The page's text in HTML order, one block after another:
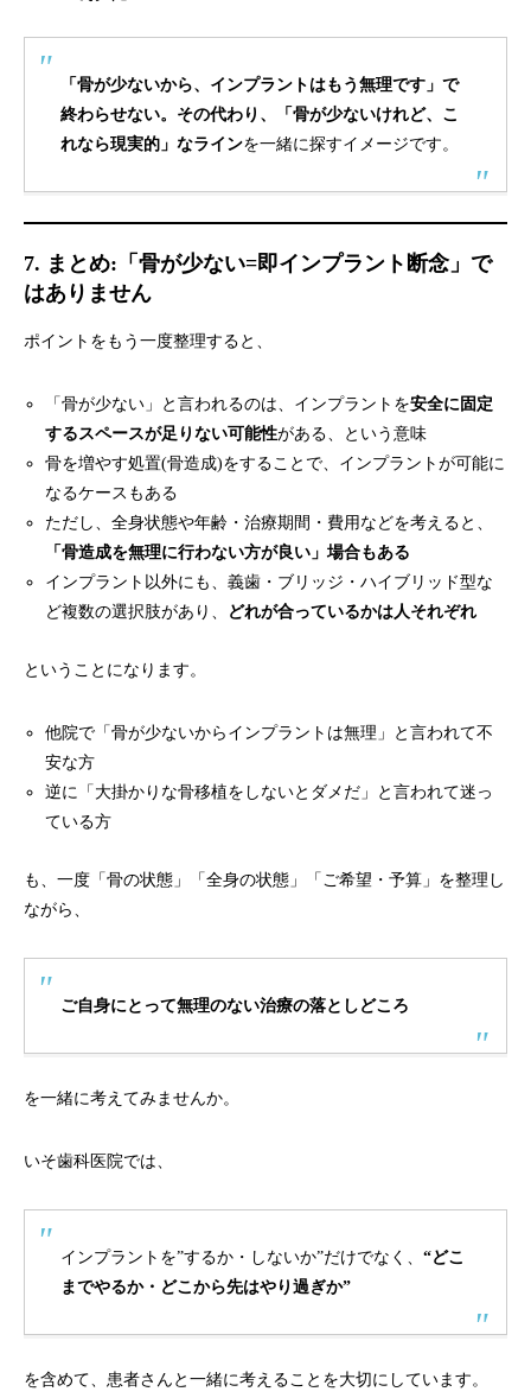
「骨が少ないから、インプラントはもう無理です」で
終わらせない。その代わり、「骨が少ないけれど、こ
れなら現実的」なラインを一緒に探すイメージです。
7. まとめ:「骨が少ない=即インプラント断念」で
はありません
ポイントをもう一度整理すると、
「骨が少ない」と言われるのは、インプラントを安全に固定
するスペースが足りない可能性がある、という意味
骨を増やす処置(骨造成)をすることで、インプラントが可能に
なるケースもある
ただし、全身状態や年齢・治療期間・費用などを考えると、
「骨造成を無理に行わない方が良い」場合もある
インプラント以外にも、義歯・ブリッジ・ハイブリッド型な
ど複数の選択肢があり、
どれが合っているかは人それぞれ
ということになります。
他院で「骨が少ないからインプラントは無理」と言われて不
安な方
逆に「大掛かりな骨移植をしないとダメだ」と言われて迷っ
ている方
も、一度「骨の状態」「全身の状態」「ご希望・予算」を整理し
ながら、
ご自身にとって無理のない治療の落としどころ
を一緒に考えてみませんか。
いそ歯科医院では、
インプラントを”するか・しないか”だけでなく、 “どこ
までやるか・どこから先はやり過ぎか”
を含めて、患者さんと一緒に考えることを大切にしています。